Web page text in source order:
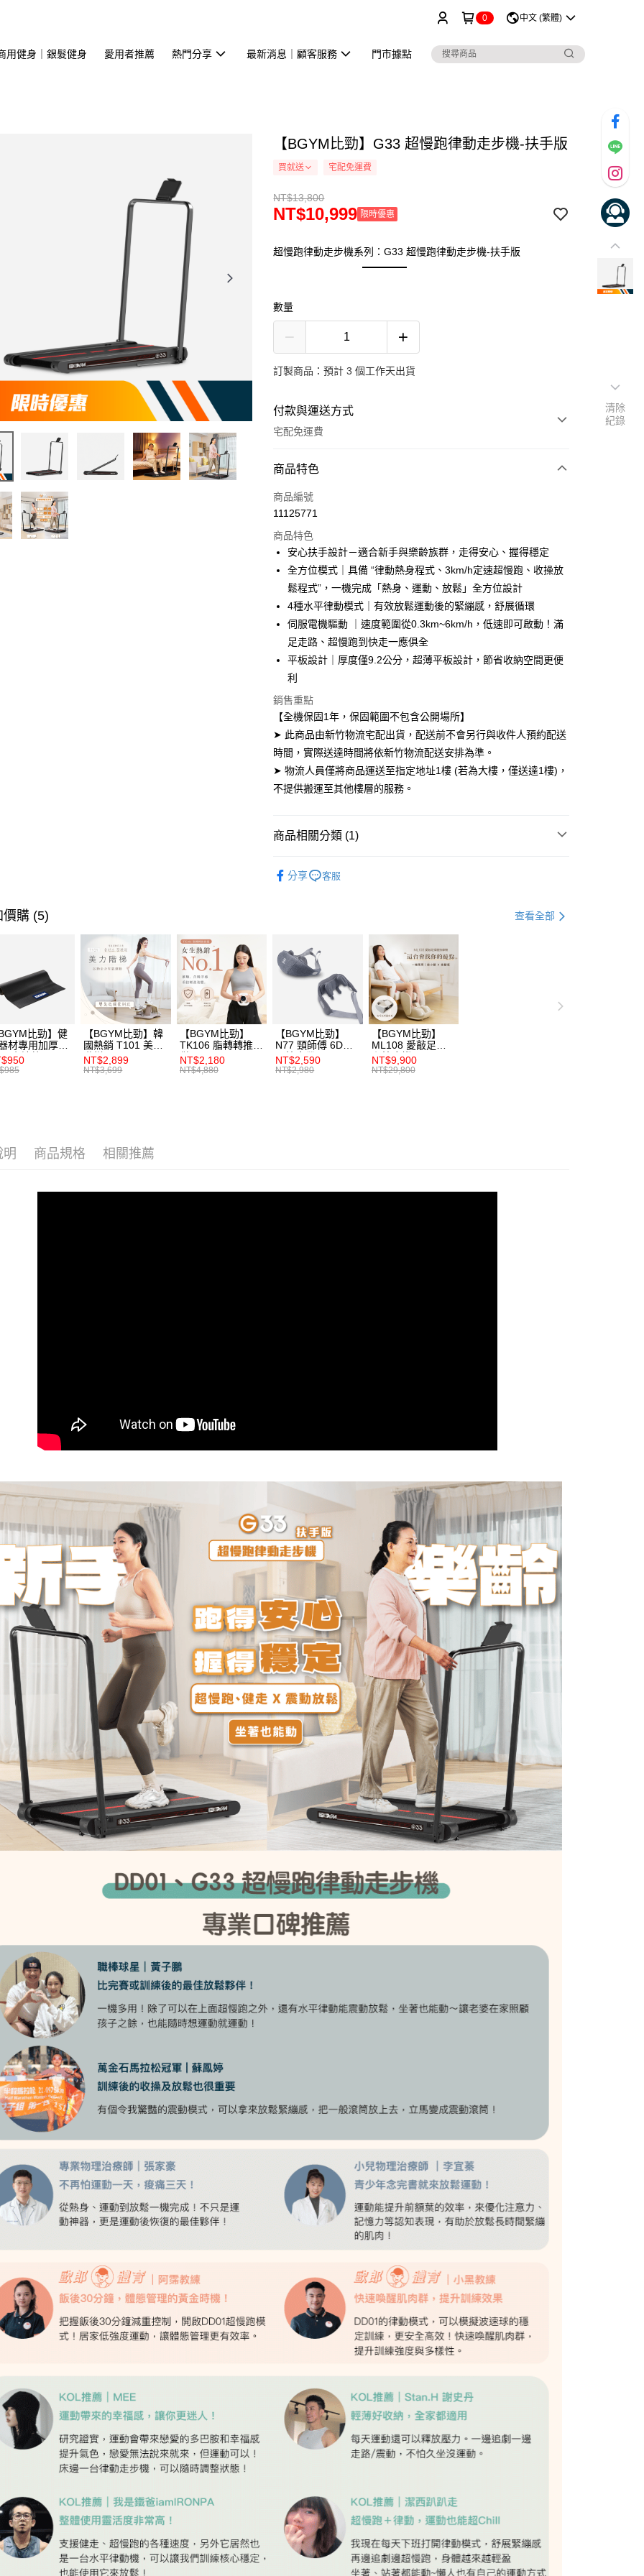
0 中文 (繁體)
用健身｜銀髮健身 愛用者推薦 熱門分享 最新消息｜顧客服務 門市據點
【BGYM比勁】G33 超慢跑律動走步機-扶手版
買就送 宅配免運費
NT$13,800
NT$10,999 限時優惠
超慢跑律動走步機系列：G33 超慢跑律動走步機-扶手版
數量
訂製商品：預計 3 個工作天出貨
付款與運送方式
宅配免運費
付款方式
信用卡一次付款
3 期 0 利率 每期 NT$4,600 21家銀行
合作金庫商業銀行
第一商業銀行
華南商業銀行
彰化商業銀行
國泰世華商業銀行
兆豐國際商業銀行
臺灣中小企業銀行
台中商業銀行
匯豐（台灣）商業銀行
聯邦商業銀行
遠東國際商業銀行
元大商業銀行
台新國際商業銀行
台灣樂天信用卡公司
6 期 0 利率 每期NT$2,300 21家銀行
合作金庫商業銀行
第一商業銀行
華南商業銀行
彰化商業銀行
上海商業儲蓄銀行
台北富邦商業銀行
臺灣中小企業銀行
匯豐（台灣）商業銀行
華泰商業銀行
聯邦商業銀行
元大商業銀行
台新國際商業銀行
中國信託商業銀行
台灣樂天信用卡公司
12 期 0 利率 每期 NT$1,150 21家銀行
合作金庫商業銀行
第一商業銀行
華南商業銀行
彰化商業銀行
上海商業儲蓄銀行
國泰世華商業銀行
兆豐國際商業銀行
匯豐（台灣）商業銀行
聯邦商業銀行
元大商業銀行
永豐商業銀行
玉山商業銀行
星展（台灣）商業銀行
台灣樂天信用卡公司
LINE Pay
Apple Pay
街口支付
悠遊付
全盈+PAY
AFTEE先享後付
【關於「AFTEE先享後付」】
AFTEE先享後付是「在收到商品之後才付款」的支付方式。 讓您購物簡單
２．便利：只要手機號碼，簡訊認證，即可結帳。
３．安心：先確認商品／服務後，再付款。
【「AFTEE先享後付」結帳流程】
１．於結帳方式選擇「AFTEE先享後付」後，將跳轉至「AFTEE先享後
３．收到繳費通知簡訊後14天內，點擊此簡訊中的連結，可透過四大超商
／ATM／網路銀行／等多元方式進行付款，方視為交易完成。
※ 請注意：結帳手續完成當下不需立刻繳費，但若您需要取消訂單，請聯
絡購買商品的店家。未經商家同意取消之訂單仍視為有效，需透過AFTEE
先享後付繳納相關費用。
※ 交易是否成功請以「AFTEE先享後付 」之結帳頁面顯示為準，若有關於
是否繳費成功／繳費後需取消欲退款等相關疑問，請聯繫「AFTEE先享後
付客戶支援中心」https://netprotections.freshdesk.com/support/home
【注意事項】
１．透過由恩沛科技股份有限公司提供之「AFTEE先享後付」服務完成之
交易，需依本服務之必要範圍內提供個人資料，並將交易相關給付款項請
求債權轉讓予恩沛科技股份有限公司。
５．嚴禁一人註冊多個帳號或使用他人資訊註冊。若發現惡意使用之情
ATM付款
運送方式
區及離島，另行報價約3000–6000元)
商品特色
商品編號
11125771
商品特色
安心扶手設計－適合新手與樂齡族群，走得安心、握得穩定
全方位模式｜具備 “律動熱身程式、3km/h定速超慢跑、收操放
鬆程式”，一機完成「熱身、運動、放鬆」全方位設計
4種水平律動模式｜有效放鬆運動後的緊繃感，舒展循環
伺服電機驅動 ｜速度範圍從0.3km~6km/h，低速即可啟動！滿
足走路、超慢跑到快走一應俱全
平板設計｜厚度僅9.2公分，超薄平板設計，節省收納空間更便
利
銷售重點
【全機保固1年，保固範圍不包含公開場所】
➤ 此商品由新竹物流宅配出貨，配送前不會另行與收件人預約配送
時間，實際送達時間將依新竹物流配送安排為準。
➤ 物流人員僅將商品運送至指定地址1樓 (若為大樓，僅送達1樓)，
不提供搬運至其他樓層的服務。
商品相關分類 (1)
分享
客服
價購 (5) 查看全部
比勁】健
材專用加厚
小地墊
-台灣
【BGYM比勁】韓
國熱銷 T101 美力
階梯
NT$2,899
NT$3,699
【BGYM比勁】
TK106 脂轉轉推揉
儀
NT$2,180
NT$4,880
【BGYM比勁】
N77 頸師傅 6D肩
頸按摩帶
NT$2,590
NT$2,980
【BGYM比勁】
ML108 愛敲足揉
腿按摩機
NT$9,900
NT$29,800
明 商品規格 相關推薦
清除
紀錄